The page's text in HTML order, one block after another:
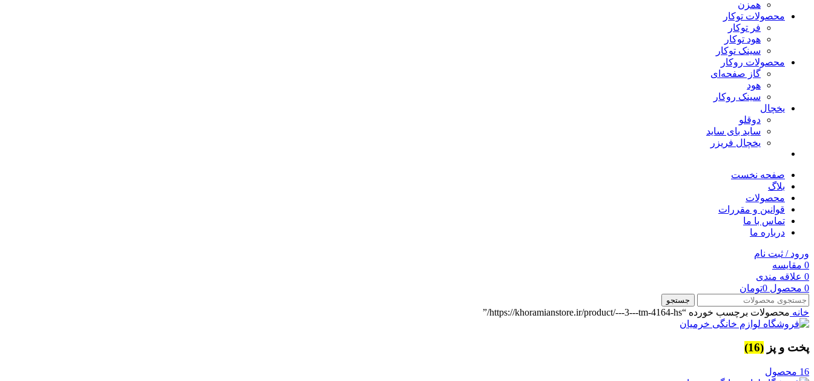
همزن
محصولات توکار
فر توکار
هود توکار
سینک توکار
محصولات روکار
گاز صفحه‌ای
هود
سینک روکار
یخچال
دوقلو
ساید بای ساید
یخچال فریزر
صفحه نخست
بلاگ
محصولات
قوانین و مقررات
تماس با ما
درباره ما
ورود / ثبت نام
0 مقایسه
0 علاقه مندی
0 محصول 0تومان
جستجو
خانه محصولات برچسب خورده “https://khoramianstore.ir/product/---3---tm-4164-hs/”
پخت و پز (16)
16 محصول